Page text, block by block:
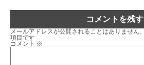
コメントを残す
メールアドレスが公開されることはありません。
項目です
コメント ※